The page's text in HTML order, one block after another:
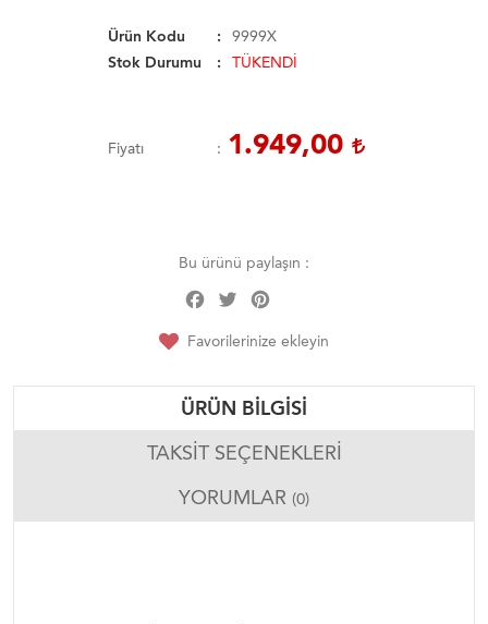
Ürün Kodu
9999X
Stok Durumu
TÜKENDİ
Fiyatı 1.949,00
Bu ürünü paylaşın :
Facebook
Twitter
Favorilerinize ekleyin
ÜRÜN BILGISI
TAKSIT SEÇENEKLERI
YORUMLAR (0)